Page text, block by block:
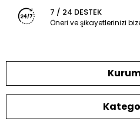
7 / 24 DESTEK
Öneri ve şikayetlerinizi